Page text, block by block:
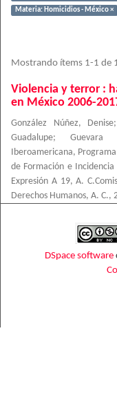
Materia: Homicidios - México ×
Mostrando ítems 1-1 de
Violencia y terror :
en México 2006-
González Núñez, Denise
Guadalupe; Guevara
Iberoamericana,
de Formación e
Expresión A 19, A.
Derechos Humanos, A. C.,
DSpace software